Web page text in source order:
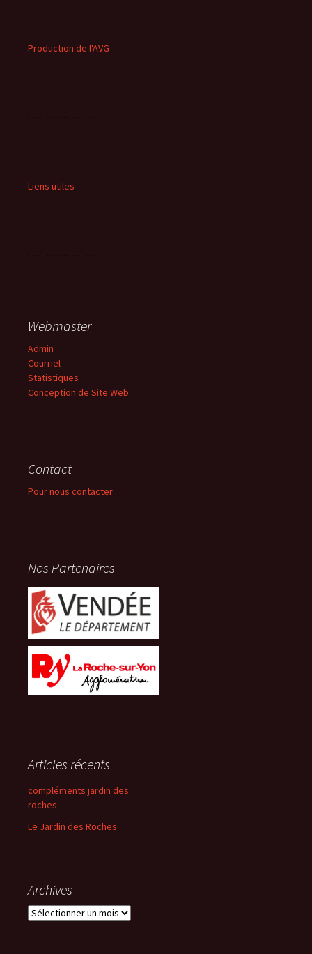
Production de l'AVG
Liens utiles
Webmaster
Admin
Courriel
Statistiques
Conception de Site Web
Contact
Pour nous contacter
Nos Partenaires
Articles récents
compléments jardin des
roches
Le Jardin des Roches
Archives
Archives